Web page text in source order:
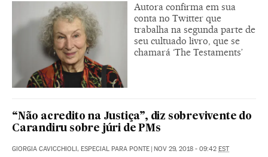
Autora confirma em sua
conta no Twitter que
trabalha na segunda parte de
seu cultuado livro, que se
chamará ‘The Testaments’
“Não acredito na Justiça”, diz sobrevivente do
Carandiru sobre júri de PMs
GIORGIA CAVICCHIOLI, ESPECIAL PARA PONTE | NOV 29, 2018 - 09:42 EST